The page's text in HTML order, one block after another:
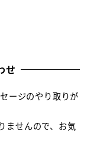
せ
ージのやり取りが
ませんので、お気